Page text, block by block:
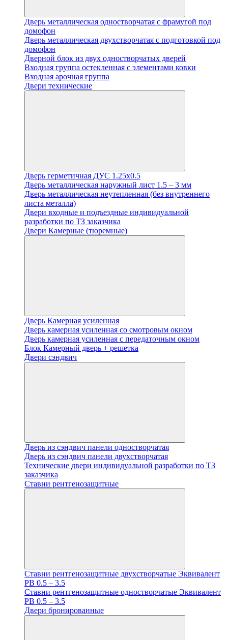
Дверь металлическая одностворчатая с фрамугой под
домофон
Дверь металлическая двухстворчатая с подготовкой под
домофон
Дверной блок из двух одностворчатых дверей
Входная группа остекленная с элементами ковки
Входная арочная группа
Двери технические
Дверь герметичная ДУС 1.25х0.5
Дверь металлическая наружный лист 1.5 – 3 мм
Дверь металлическая неутепленная (без внутреннего
листа металла)
Двери входные и подъездные индивидуальной
разработки по ТЗ заказчика
Двери Камерные (тюремные)
Дверь Камерная усиленная
Дверь камерная усиленная со смотровым окном
Дверь камерная усиленная с передаточным окном
Блок Камерный дверь + решетка
Двери сэндвич
Дверь из сэндвич панели одностворчатая
Дверь из сэндвич панели двухстворчатая
Технические двери индивидуальной разработки по ТЗ
заказчика
Ставни рентгенозащитные
Ставни рентгенозащитные двухстворчатые Эквивалент
PB 0.5 – 3.5
Ставни рентгенозащитные одностворчатые Эквивалент
PB 0.5 – 3.5
Двери бронированные